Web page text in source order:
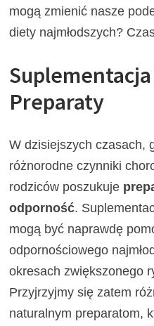
mogą zmienić nasze
diety najmłodszych?
Preparaty
W dzisiejszych czasach,
różnorodne czynniki
rodziców poszukuje
odporność.
mogą być naprawdę
odpornościowego
okresach zwiększonego
Przyjrzyjmy się zatem
naturalnym preparatom,